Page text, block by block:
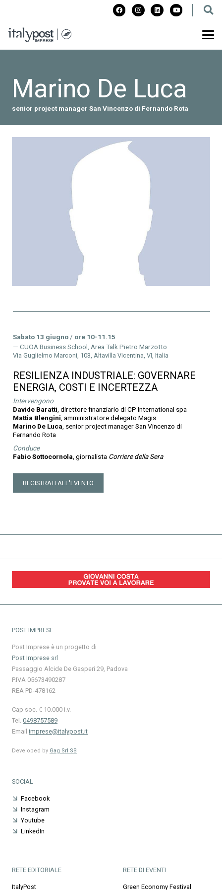
Marino De Luca
senior project manager San Vincenzo di Fernando Rota
Sabato 13 giugno / ore 10-11.15
CUOA Business School, Area Talk Pietro Marzotto
Via Guglielmo Marconi, 103, Altavilla Vicentina, VI, Italia
RESILIENZA INDUSTRIALE: GOVERNARE
ENERGIA, COSTI E INCERTEZZA
Intervengono
Davide Baratti , direttore finanziario di CP International spa
Mattia Blengini , amministratore delegato Magis
Marino De Luca , senior project manager San Vincenzo di
Fernando Rota
Conduce
Fabio Sottocornola , giornalista Corriere della Sera
REGISTRATI ALL'EVENTO
POST IMPRESE
Post Imprese è un progetto di
Post Imprese srl
Passaggio Alcide De Gasperi 29, Padova
P.IVA 05673490287
REA PD-478162
Cap soc. € 10.000 i.v.
Tel. 0498757589
Email imprese@italypost.it
Developed by Gag Srl SB
SOCIAL
Facebook
Instagram
Youtube
LinkedIn
RETE EDITORIALE
ItalyPost
RETE DI EVENTI
Green Economy Festival